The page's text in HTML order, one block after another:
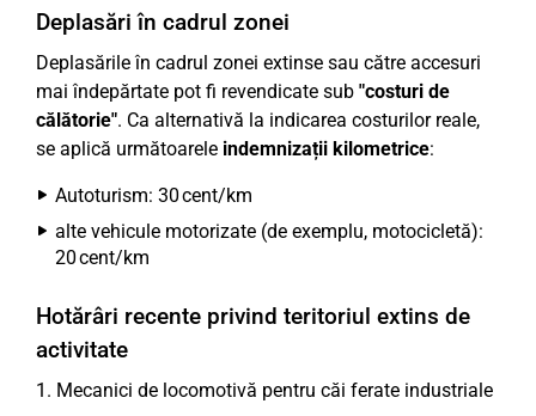
Deplasări în cadrul zonei
Deplasările în cadrul zonei extinse sau către accesuri
mai îndepărtate pot fi revendicate sub "costuri de
călătorie". Ca alternativă la indicarea costurilor reale,
se aplică următoarele indemnizații kilometrice:
Autoturism: 30 cent/km
alte vehicule motorizate (de exemplu, motocicletă):
20 cent/km
Hotărâri recente privind teritoriul extins de
activitate
1. Mecanici de locomotivă pentru căi ferate industriale